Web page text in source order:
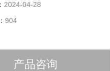
2024-04-28
904
产品咨询